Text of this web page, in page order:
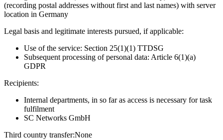
(recording postal addresses without first and last names) with server
location in Germany
Legal basis and legitimate interests pursued, if applicable:
Use of the service: Section 25(1)(1) TTDSG
Subsequent processing of personal data: Article 6(1)(a)
GDPR
Recipients:
Internal departments, in so far as access is necessary for task
fulfilment
SC Networks GmbH
Third country transfer:None